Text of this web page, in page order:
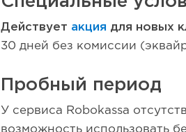
Действует акция для новых
30 дней без комиссии
Пробный период
У сервиса Robokassa
возможность использовать